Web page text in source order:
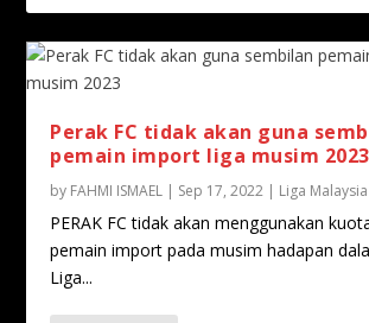
Perak FC tidak akan guna
pemain import liga musim 2023
by FAHMI ISMAEL | Sep 17, 2022 | Liga Malaysia
PERAK FC tidak akan menggunakan
pemain import pada musim hadapan
Liga...